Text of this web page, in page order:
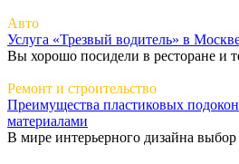
Авто
Услуга «Трезвый водитель» в
Вы хорошо посидели в ресторане и
Ремонт и строительство
Преимущества пластиковых
материалами
В мире интерьерного дизайна